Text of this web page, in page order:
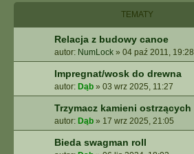
I
Z
A
A
A
N
W
A
TEMATY
Relacja z budowy canoe
autor: NumLock » 04 paź 2011, 19:28
Impregnat/wosk do drewna
autor: Dąb » 03 wrz 2025, 11:27
Trzymacz kamieni ostrzących
autor: Dąb » 17 wrz 2025, 21:05
Bieda swagman roll